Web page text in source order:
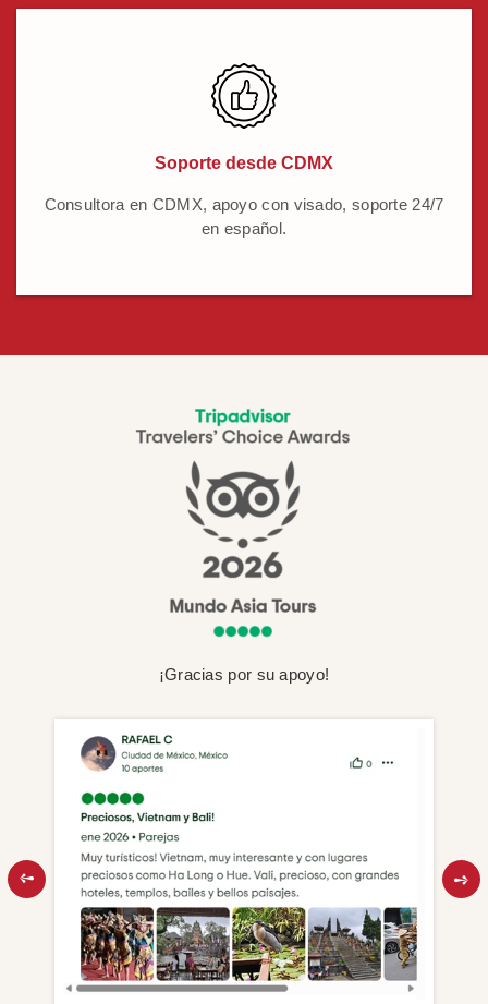
Soporte desde CDMX
Consultora en CDMX, apoyo con visado, soporte 24/7
en español.
¡Gracias por su apoyo!